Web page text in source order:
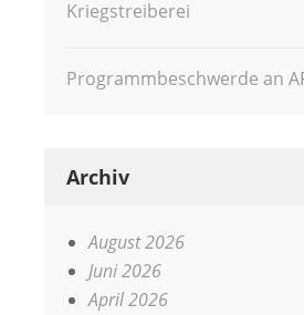
Kriegstreiberei
Programmbeschwerde an
Archiv
August 2026
Juni 2026
April 2026